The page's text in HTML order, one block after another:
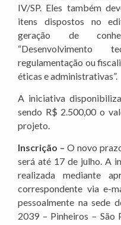
IV/SP. Eles também
itens dispostos no
geração de
“Desenvolvimento
regulamentação ou
éticas e administrativas”.
A iniciativa
sendo R$ 2.500,00 o
projeto.
Inscrição – O novo
será até 17 de julho. A
realizada mediante
correspondente via e-
pessoalmente na sede
2039 – Pinheiros – São